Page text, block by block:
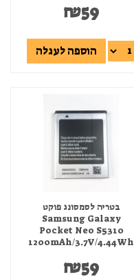
₪59
הוספה לעגלה
בטריה לסמסונג פוקט
Samsung Galaxy
Pocket Neo S5310
1200mAh/3.7V/4.44Wh
₪59